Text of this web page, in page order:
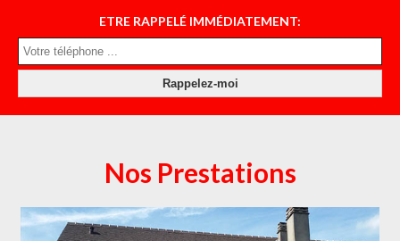
ETRE RAPPELÉ IMMÉDIATEMENT:
Nos Prestations